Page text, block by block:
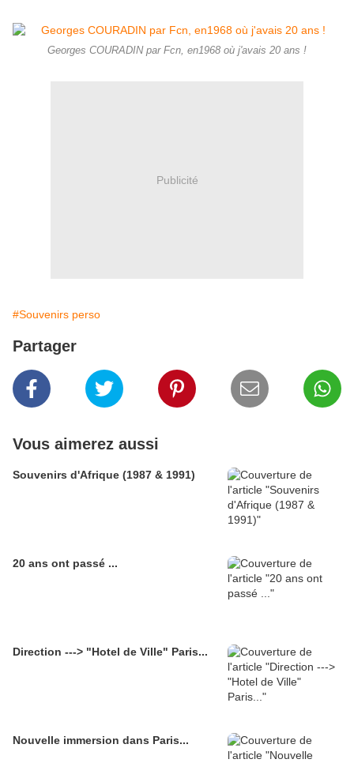
Georges COURADIN par Fcn, en1968 où j'avais 20 ans !
Publicité
#Souvenirs perso
Partager
Vous aimerez aussi
Souvenirs d'Afrique (1987 & 1991)
20 ans ont passé ...
Direction ---> "Hotel de Ville" Paris...
Nouvelle immersion dans Paris...